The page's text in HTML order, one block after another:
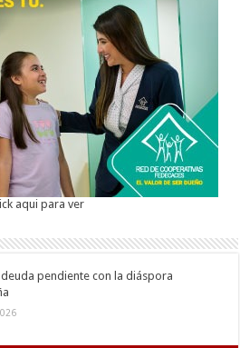
aqui para ver
deuda pendiente con la diáspora